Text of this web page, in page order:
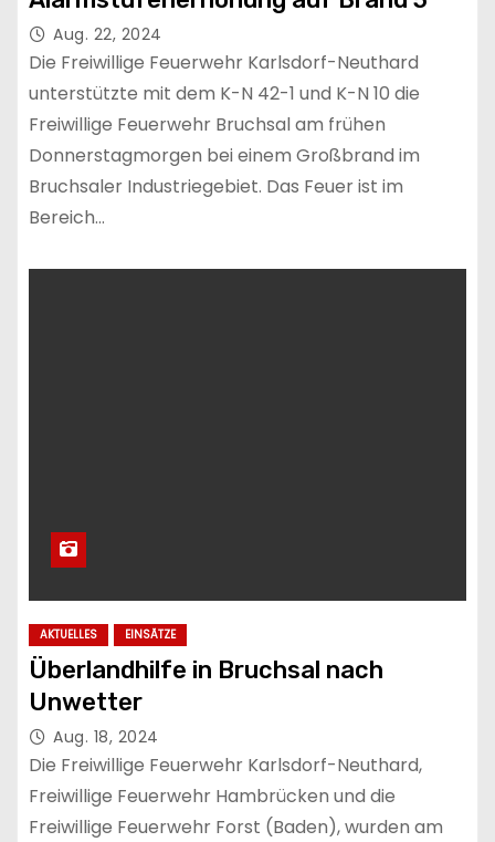
Aug. 22, 2024
Die Freiwillige Feuerwehr Karlsdorf-Neuthard
unterstützte mit dem K-N 42-1 und K-N 10 die
Freiwillige Feuerwehr Bruchsal am frühen
Donnerstagmorgen bei einem Großbrand im
Bruchsaler Industriegebiet. Das Feuer ist im
Bereich…
AKTUELLES EINSÄTZE
Überlandhilfe in Bruchsal nach
Unwetter
Aug. 18, 2024
Die Freiwillige Feuerwehr Karlsdorf-Neuthard,
Freiwillige Feuerwehr Hambrücken und die
Freiwillige Feuerwehr Forst (Baden), wurden am